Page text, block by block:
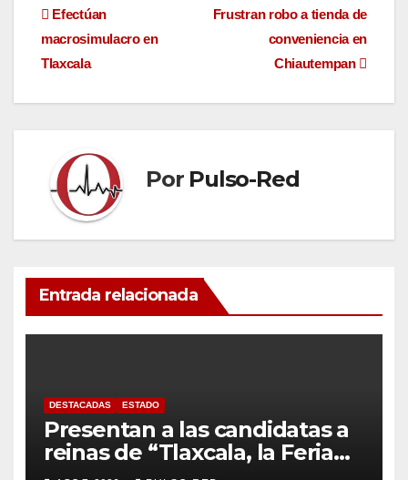
Navegación
de
entradas
Frustran robo a tienda de
conveniencia en
Chiautempan
Efectúan
macrosimulacro en
Tlaxcala
Por Pulso-Red
Entrada relacionada
DESTACADAS ESTADO
Presentan a las candidatas a
reinas de “Tlaxcala, la Feria